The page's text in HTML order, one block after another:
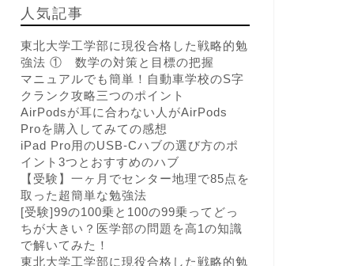
人気記事
東北大学工学部に現役合格した戦略的勉
強法 ① 数学の対策と目標の把握
マニュアルでも簡単！自動車学校のS字
クランク攻略三つのポイント
AirPodsが耳に合わない人がAirPods
Proを購入してみての感想
iPad Pro用のUSB-Cハブの選び方のポ
イント3つとおすすめのハブ
【受験】一ヶ月でセンター地理で85点を
取った超簡単な勉強法
[受験]99の100乗と100の99乗ってどっ
ちが大きい？医学部の問題を高1の知識
で解いてみた！
東北大学工学部に現役合格した戦略的勉